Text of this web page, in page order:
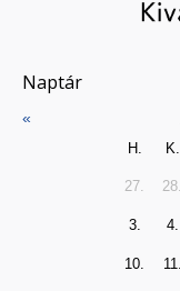
Naptár
«
H. K.
27. 28.
3. 4.
10. 11.